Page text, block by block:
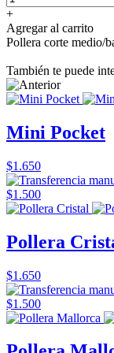
+
Agregar al carrito
Pollera corte medio/
También te puede
Mini Pocket
$1.650
$1.500
Pollera
$1.650
$1.500